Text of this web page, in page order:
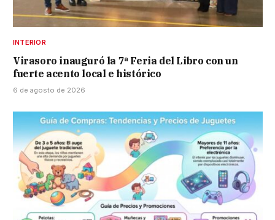
INTERIOR
Virasoro inauguró la 7ª Feria del Libro con un
fuerte acento local e histórico
6 de agosto de 2026